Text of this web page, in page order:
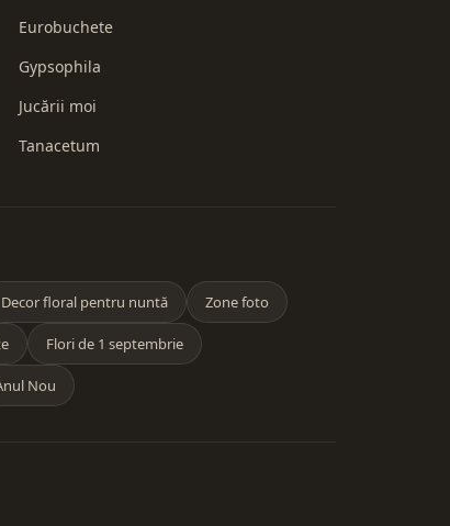
Eurobuchete
Gypsophila
Jucării moi
Tanacetum
Decor floral pentru nuntă Zone foto
Flori de 1 septembrie
Nou